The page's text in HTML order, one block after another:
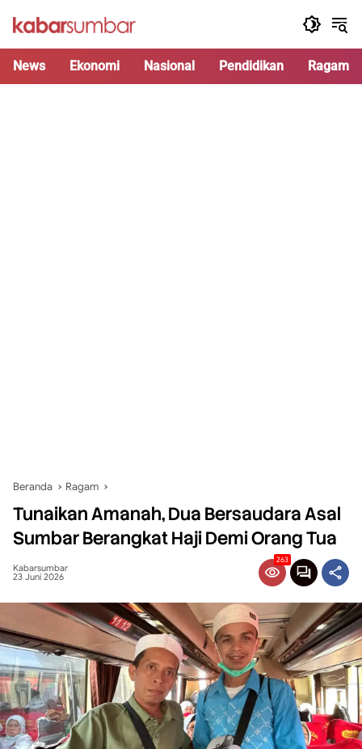
News Ekonomi Nasional Pendidikan Ragam
Beranda Ragam
Tunaikan Amanah, Dua Bersaudara Asal
Sumbar Berangkat Haji Demi Orang Tua
Kabarsumbar
23 Juni 2026
263